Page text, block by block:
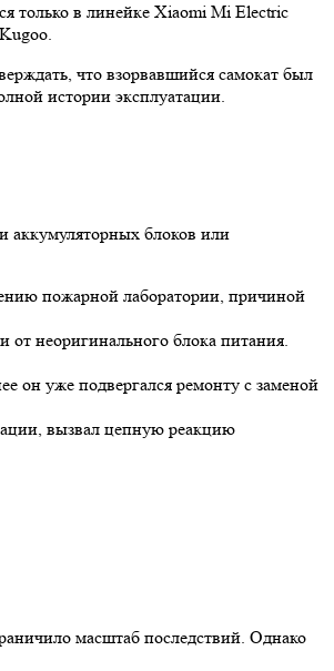
только в линейке Xiaomi Mi Electric
что взорвавшийся самокат был
истории эксплуатации.
аккумуляторных блоков или
пожарной лаборатории, причиной
от неоригинального блока питания.
он уже подвергался ремонту с заменой
вызвал цепную реакцию
масштаб последствий. Однако